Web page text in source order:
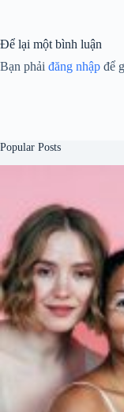
Để lại một bình luận
Bạn phải đăng nhập để
Popular Posts